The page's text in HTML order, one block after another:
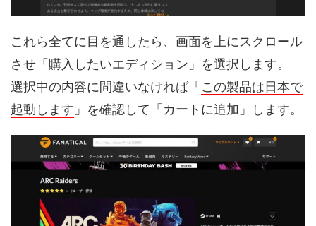
これら全てに目を通したら、画面を上にスクロール
させ「購入したいエディション」を選択します。
選択中の内容に間違いなければ「 この製品は日本で
起動します 」を確認して「カートに追加」します。